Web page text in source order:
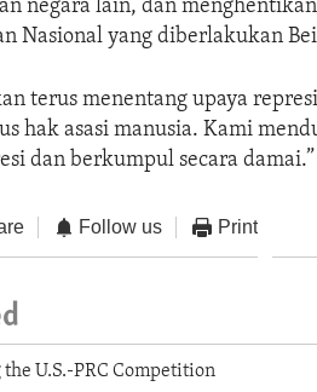
negara lain, dan
Nasional yang diberlakukan
terus menentang upaya
hak asasi manusia. Kami
dan berkumpul secara damai.”
Follow us Print
U.S.-PRC Competition